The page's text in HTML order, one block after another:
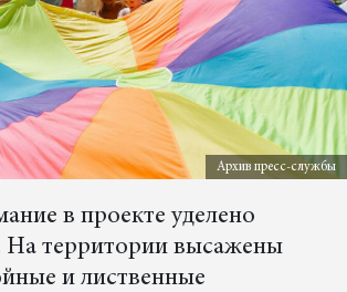
Архив пресс-службы
в проекте уделено
На территории высажены
и лиственные